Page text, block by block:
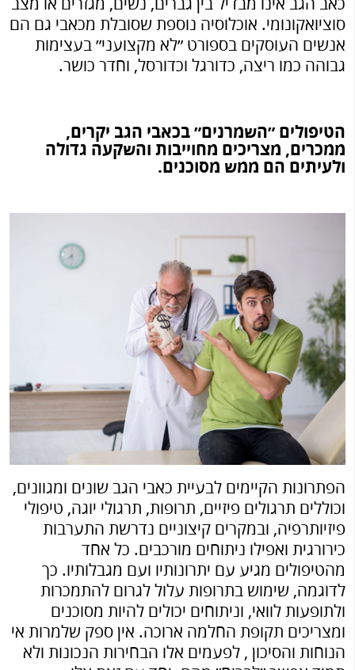
כאב הגב אינו מבדיל בין גברים, נשים, מגזרים או מצב
סוציואקונומי. אוכלוסיה נוספת שסובלת מכאבי גם הם
אנשים העוסקים בספורט ״לא מקצועני״ בעצימות
גבוהה כמו ריצה, כדורגל וכדורסל, וחדר כושר.
הטיפולים ״השמרנים״ בכאבי הגב יקרים,
ממכרים, מצריכים מחוייבות והשקעה גדולה
ולעיתים הם ממש מסוכנים.
הפתרונות הקיימים לבעיית כאבי הגב שונים ומגוונים,
וכוללים תרגולים פיזיים, תרופות, תרגולי יוגה, טיפולי
פיזיותרפיה, ובמקרים קיצוניים נדרשת התערבות
כירורגית ואפילו ניתוחים מורכבים. כל אחד
מהטיפולים מגיע עם יתרונותיו ועם מגבלותיו. כך
לדוגמה, שימוש בתרופות עלול לגרום להתמכרות
ולתופעות לוואי, וניתוחים יכולים להיות מסוכנים
ומצריכים תקופת החלמה ארוכה. אין ספק שלמרות אי
הנוחות והסיכון , לפעמים אלו הבחירות הנכונות ולא